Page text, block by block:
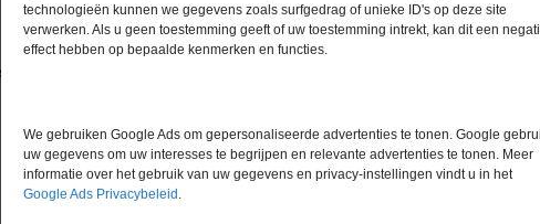
technologieën kunnen we gegevens zoals surfgedrag of unieke ID's op deze site
verwerken. Als u geen toestemming geeft of uw toestemming intrekt, kan dit een
effect hebben op bepaalde kenmerken en functies.
We gebruiken Google Ads om gepersonaliseerde advertenties te tonen. Google
uw gegevens om uw interesses te begrijpen en relevante advertenties te tonen. Meer
informatie over het gebruik van uw gegevens en privacy-instellingen vindt u in het
Google Ads Privacybeleid
instrument zonder optiek en kan
met interferentie contrast
Gewicht 0,0 kg
Gebruikt
Garantie 6 maanden